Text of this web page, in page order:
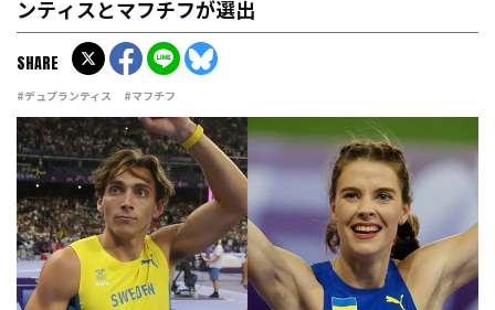
ンティスとマフチフが選出
#デュプランティス #マフチフ
SHARE